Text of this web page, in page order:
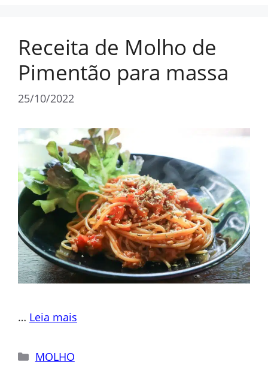
Receita de Molho de
Pimentão para massa
25/10/2022
… Leia mais
Categorias
MOLHO